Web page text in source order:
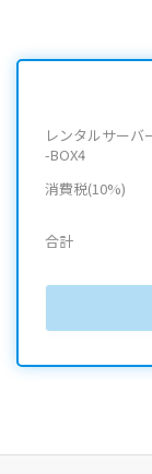
レンタルサーバ
-BOX4
消費税(10%)
合計